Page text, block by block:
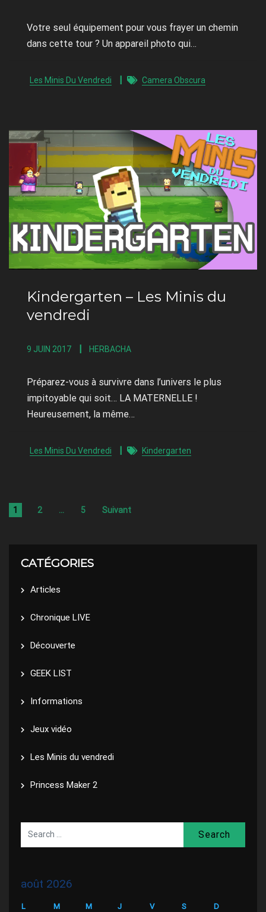
Votre seul équipement pour vous frayer un chemin
dans cette tour ? Un appareil photo qui…
Les Minis Du Vendredi Camera Obscura
Kindergarten – Les Minis du
vendredi
9 JUIN 2017 HERBACHA
Préparez-vous à survivre dans l’univers le plus
impitoyable qui soit… LA MATERNELLE !
Heureusement, la même…
Les Minis Du Vendredi Kindergarten
1 2 … 5 Suivant
CATÉGORIES
Articles
Chronique LIVE
Découverte
GEEK LIST
Informations
Jeux vidéo
Les Minis du vendredi
Princess Maker 2
août 2026
L M M J V S D